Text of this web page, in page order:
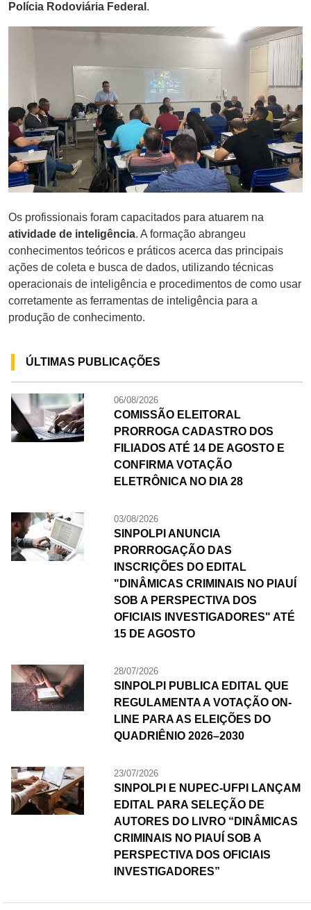
Polícia Rodoviária Federal .
Os profissionais foram capacitados para atuarem na
atividade de inteligência. A formação abrangeu
conhecimentos teóricos e práticos acerca das principais
ações de coleta e busca de dados, utilizando técnicas
operacionais de inteligência e procedimentos de como usar
corretamente as ferramentas de inteligência para a
produção de conhecimento.
ÚLTIMAS PUBLICAÇÕES
06/08/2026
COMISSÃO ELEITORAL
PRORROGA CADASTRO DOS
FILIADOS ATÉ 14 DE AGOSTO E
CONFIRMA VOTAÇÃO
ELETRÔNICA NO DIA 28
03/08/2026
SINPOLPI ANUNCIA
PRORROGAÇÃO DAS
INSCRIÇÕES DO EDITAL
"DINÂMICAS CRIMINAIS NO PIAUÍ
SOB A PERSPECTIVA DOS
OFICIAIS INVESTIGADORES" ATÉ
15 DE AGOSTO
28/07/2026
SINPOLPI PUBLICA EDITAL QUE
REGULAMENTA A VOTAÇÃO ON-
LINE PARA AS ELEIÇÕES DO
QUADRIÊNIO 2026–2030
23/07/2026
SINPOLPI E NUPEC-UFPI LANÇAM
EDITAL PARA SELEÇÃO DE
AUTORES DO LIVRO “DINÂMICAS
CRIMINAIS NO PIAUÍ SOB A
PERSPECTIVA DOS OFICIAIS
INVESTIGADORES”